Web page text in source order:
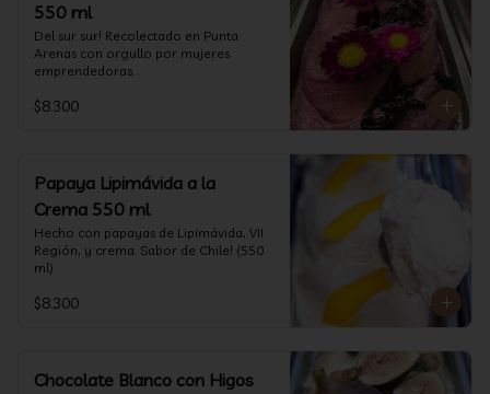
550 ml
Del sur sur! Recolectado en Punta
Arenas con orgullo por mujeres
emprendedoras.
$8.300
Papaya Lipimávida a la
Crema 550 ml
Hecho con papayas de Lipimávida, VII
Región, y crema. Sabor de Chile! (550
ml)
$8.300
Chocolate Blanco con Higos